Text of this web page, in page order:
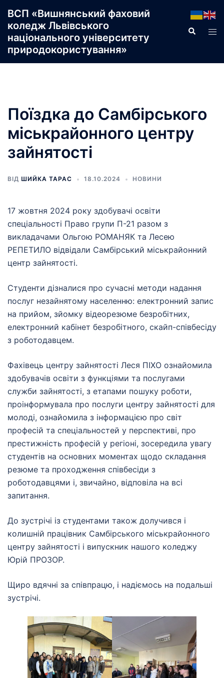
до
вмісту
ВСП «Вишнянський фаховий
коледж Львівського
національного університету
природокористування»
Пошук
Поїздка до Самбірського
міськрайонного центру
зайнятості
ВІД ШИЙКА ТАРАС 18.10.2024 НОВИНИ
17 жовтня 2024 року здобувачі освіти
спеціальності Право групи П-21 разом з
викладачами Ольгою РОМАНЯК та Лесею
РЕПЕТИЛО відвідали Самбірський міськрайонний
центр зайнятості.
Студенти дізналися про сучасні методи надання
послуг незайнятому населенню: електронний запис
на прийом, зйомку відеорезюме безробітних,
електронний кабінет безробітного, скайп-співбесіду
з роботодавцем.
Фахівець центру зайнятості Леся ПІХО ознайомила
здобувачів освіти з функціями та послугами
служби зайнятості, з етапами пошуку роботи,
проінформувала про послуги центру зайнятості для
молоді, ознайомила з інформацією про світ
професій та спеціальностей у перспективі, про
престижність професій у регіоні, зосередила увагу
студентів на основних моментах щодо складання
резюме та проходження співбесіди з
роботодавцями і, звичайно, відповіла на всі
запитання.
До зустрічі із студентами також долучився і
колишній працівник Самбірського міськрайонного
центру зайнятості і випускник нашого коледжу
Юрій ПРОЗОР.
Щиро вдячні за співпрацю, і надіємось на подальші
зустрічі.